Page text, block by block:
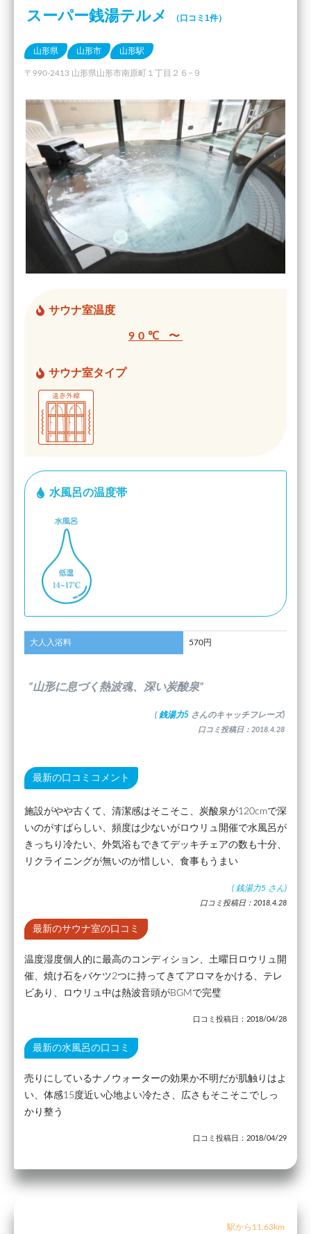
スーパー銭湯テルメ （口コミ1件）
山形県 山形市 山形駅
〒990-2413 山形県山形市南原町１丁目２６−９
サウナ室温度
90℃ 〜
サウナ室タイプ
水風呂の温度帯
大人入浴料 570円
”山形に息づく熱波魂、深い炭酸泉”
( 銭湯力5 さんのキャッチフレーズ)
口コミ投稿日：2018.4.28
最新の口コミコメント
施設がやや古くて、清潔感はそこそこ、炭酸泉が120cmで深
いのがすばらしい、頻度は少ないがロウリュ開催で水風呂が
きっちり冷たい、外気浴もできてデッキチェアの数も十分、
リクライニングが無いのが惜しい、食事もうまい
( 銭湯力5 さん)
口コミ投稿日：2018.4.28
最新のサウナ室の口コミ
温度湿度個人的に最高のコンディション、土曜日ロウリュ開
催、焼け石をバケツ2つに持ってきてアロマをかける、テレ
ビあり、ロウリュ中は熱波音頭がBGMで完璧
口コミ投稿日：2018/04/28
最新の水風呂の口コミ
売りにしているナノウォーターの効果か不明だが肌触りはよ
い、体感15度近い心地よい冷たさ、広さもそこそこでしっ
かり整う
口コミ投稿日：2018/04/29
駅から11.63km